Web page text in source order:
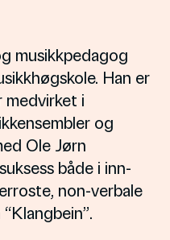
musikkpedagog
Han er
medvirket i
og
Ole Jørn
både i inn-
non-verbale